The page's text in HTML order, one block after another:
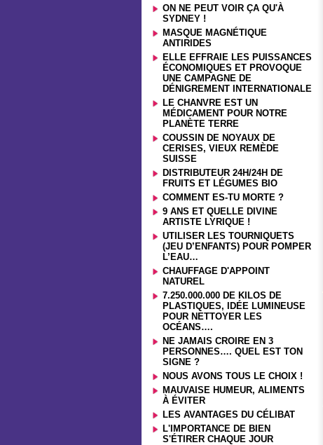
ON NE PEUT VOIR ÇA QU'À
SYDNEY !
MASQUE MAGNÉTIQUE
ANTIRIDES
ELLE EFFRAIE LES PUISSANCES
ÉCONOMIQUES ET PROVOQUE
UNE CAMPAGNE DE
DÉNIGREMENT INTERNATIONALE
LE CHANVRE EST UN
MÉDICAMENT POUR NOTRE
PLANÈTE TERRE
COUSSIN DE NOYAUX DE
CERISES, VIEUX REMÈDE
SUISSE
DISTRIBUTEUR 24H/24H DE
FRUITS ET LÉGUMES BIO
COMMENT ES-TU MORTE ?
9 ANS ET QUELLE DIVINE
ARTISTE LYRIQUE !
UTILISER LES TOURNIQUETS
(JEU D’ENFANTS) POUR POMPER
L’EAU…
CHAUFFAGE D'APPOINT
NATUREL
7.250.000.000 DE KILOS DE
PLASTIQUES, IDÉE LUMINEUSE
POUR NETTOYER LES
OCÉANS….
NE JAMAIS CROIRE EN 3
PERSONNES…. QUEL EST TON
SIGNE ?
NOUS AVONS TOUS LE CHOIX !
MAUVAISE HUMEUR, ALIMENTS
À ÉVITER
LES AVANTAGES DU CÉLIBAT
L'IMPORTANCE DE BIEN
S'ÉTIRER CHAQUE JOUR